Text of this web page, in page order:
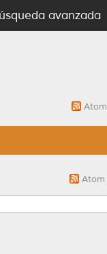
avanzada
Atom
Atom